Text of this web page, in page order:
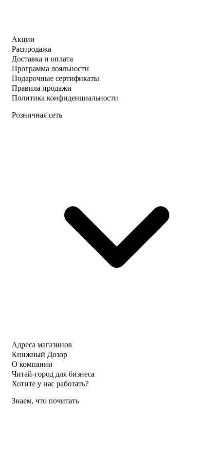
Акции
Распродажа
Доставка и оплата
Программа лояльности
Подарочные сертификаты
Правила продажи
Политика конфиденциальности
Розничная сеть
Адреса магазинов
Книжный Дозор
О компании
Читай-город для бизнеса
Хотите у нас работать?
Знаем, что почитать